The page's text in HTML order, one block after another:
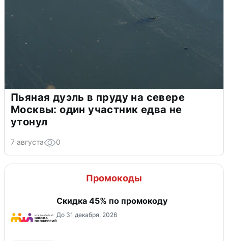
Пьяная дуэль в пруду на севере
Москвы: один участник едва не
утонул
7 августа 0
Промокоды
Скидка 45% по промокоду
До 31 декабря, 2026